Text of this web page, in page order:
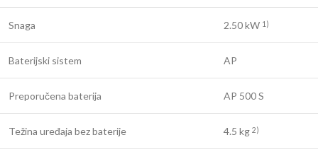
Snaga 2.50 kW 1)
Baterijski sistem AP
Preporučena baterija AP 500 S
Težina uređaja bez baterije 4.5 kg 2)